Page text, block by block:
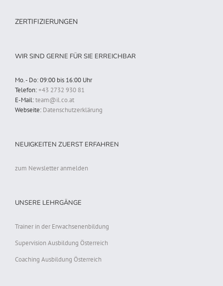
ZERTIFIZIERUNGEN
WIR SIND GERNE FÜR SIE ERREICHBAR
Mo. - Do: 09:00 bis 16:00 Uhr
Telefon:+43 2732 930 81
E-Mail:team@il.co.at
Webseite: Datenschutzerklärung
NEUIGKEITEN ZUERST ERFAHREN
zum Newsletter anmelden
UNSERE LEHRGÄNGE
Trainer in der Erwachsenenbildung
Supervision Ausbildung Österreich
Coaching Ausbildung Österreich